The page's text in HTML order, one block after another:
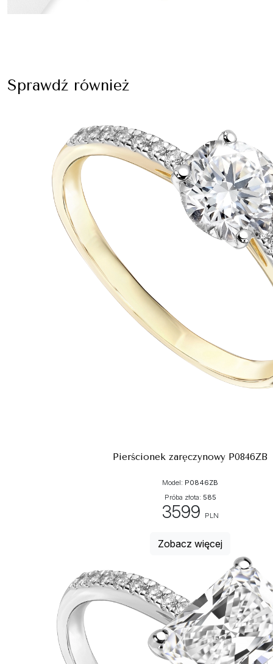
Sprawdź również
Pierścionek zaręczynowy P0846ZB
Model: P0846ZB
Próba złota: 585
3599 PLN
Zobacz więcej